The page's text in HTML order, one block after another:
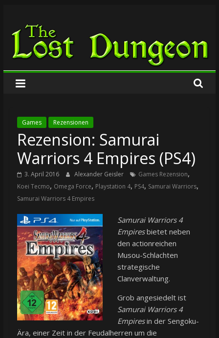
springen
The
Lost
Dungeon
Games Rezensionen
Rezension: Samurai
Warriors 4 Empires (PS4)
3. April 2016 Alexander Geisler Games Rezension,
Koei Tecmo, Omega Force, Playstation 4, PS4, Samurai Warriors,
Samurai Warriors 4 Empires
Samurai Warriors 4
Empiresbietet neben
den actionreichen
Musou-Schlachten
strategische
Clanverwaltung.
Grob angesiedelt ist
Samurai Warriors 4
Empiresin der Sengoku-
Ära, einer Zeit in der Feudalherren um die